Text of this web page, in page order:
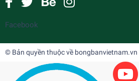
Facebook
© Bản quyền thuộc về bongbanvietnam.vn